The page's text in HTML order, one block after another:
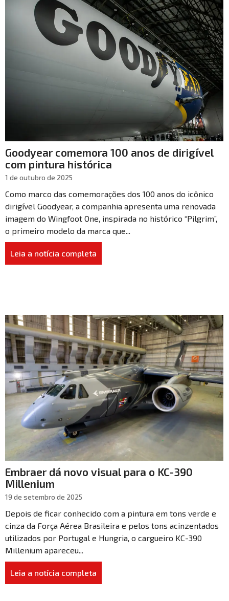
Goodyear comemora 100 anos de dirigível
com pintura histórica
1 de outubro de 2025
Como marco das comemorações dos 100 anos do icônico
dirigível Goodyear, a companhia apresenta uma renovada
imagem do Wingfoot One, inspirada no histórico “Pilgrim”,
o primeiro modelo da marca que...
Leia a notícia completa
Embraer dá novo visual para o KC-390
Millenium
19 de setembro de 2025
Depois de ficar conhecido com a pintura em tons verde e
cinza da Força Aérea Brasileira e pelos tons acinzentados
utilizados por Portugal e Hungria, o cargueiro KC-390
Millenium apareceu...
Leia a notícia completa